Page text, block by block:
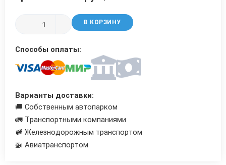
В КОРЗИНУ
Способы оплаты:
Варианты доставки:
🚚 Собственным автопарком
🚛 Транспортными компаниями
🚞 Железнодорожным транспортом
🚁 Авиатранспортом
Трубы в ВУС изоляции